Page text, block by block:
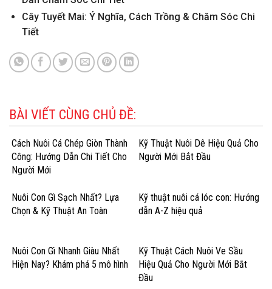
Cây Tuyết Mai: Ý Nghĩa, Cách Trồng & Chăm Sóc Chi
Tiết
BÀI VIẾT CÙNG CHỦ ĐỀ:
Cách Nuôi Cá Chép Giòn Thành
Công: Hướng Dẫn Chi Tiết Cho
Người Mới
Kỹ Thuật Nuôi Dê Hiệu Quả Cho
Người Mới Bắt Đầu
Nuôi Con Gì Sạch Nhất? Lựa
Chọn & Kỹ Thuật An Toàn
Kỹ thuật nuôi cá lóc con: Hướng
dẫn A-Z hiệu quả
Nuôi Con Gì Nhanh Giàu Nhất
Hiện Nay? Khám phá 5 mô hình
Kỹ Thuật Cách Nuôi Ve Sầu
Hiệu Quả Cho Người Mới Bắt
Đầu